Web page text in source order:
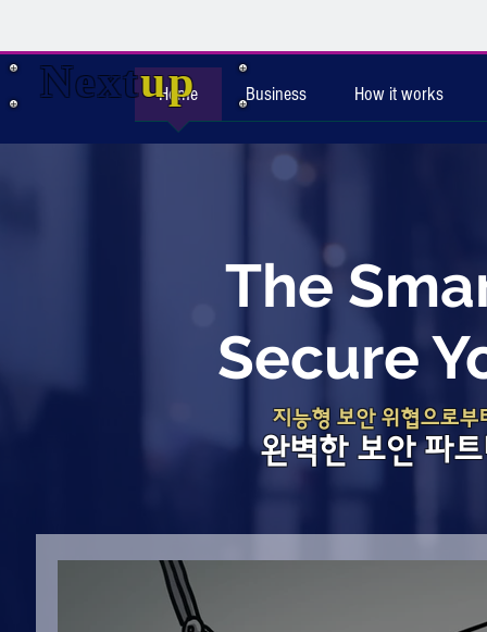
Nextup
Home Business How it works
The
Secure
지능형 보안 위협으로
완벽한 보안 파